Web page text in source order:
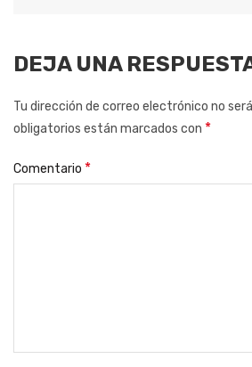
DEJA UNA
Tu dirección de correo electrónico no
obligatorios están marcados con *
Comentario *